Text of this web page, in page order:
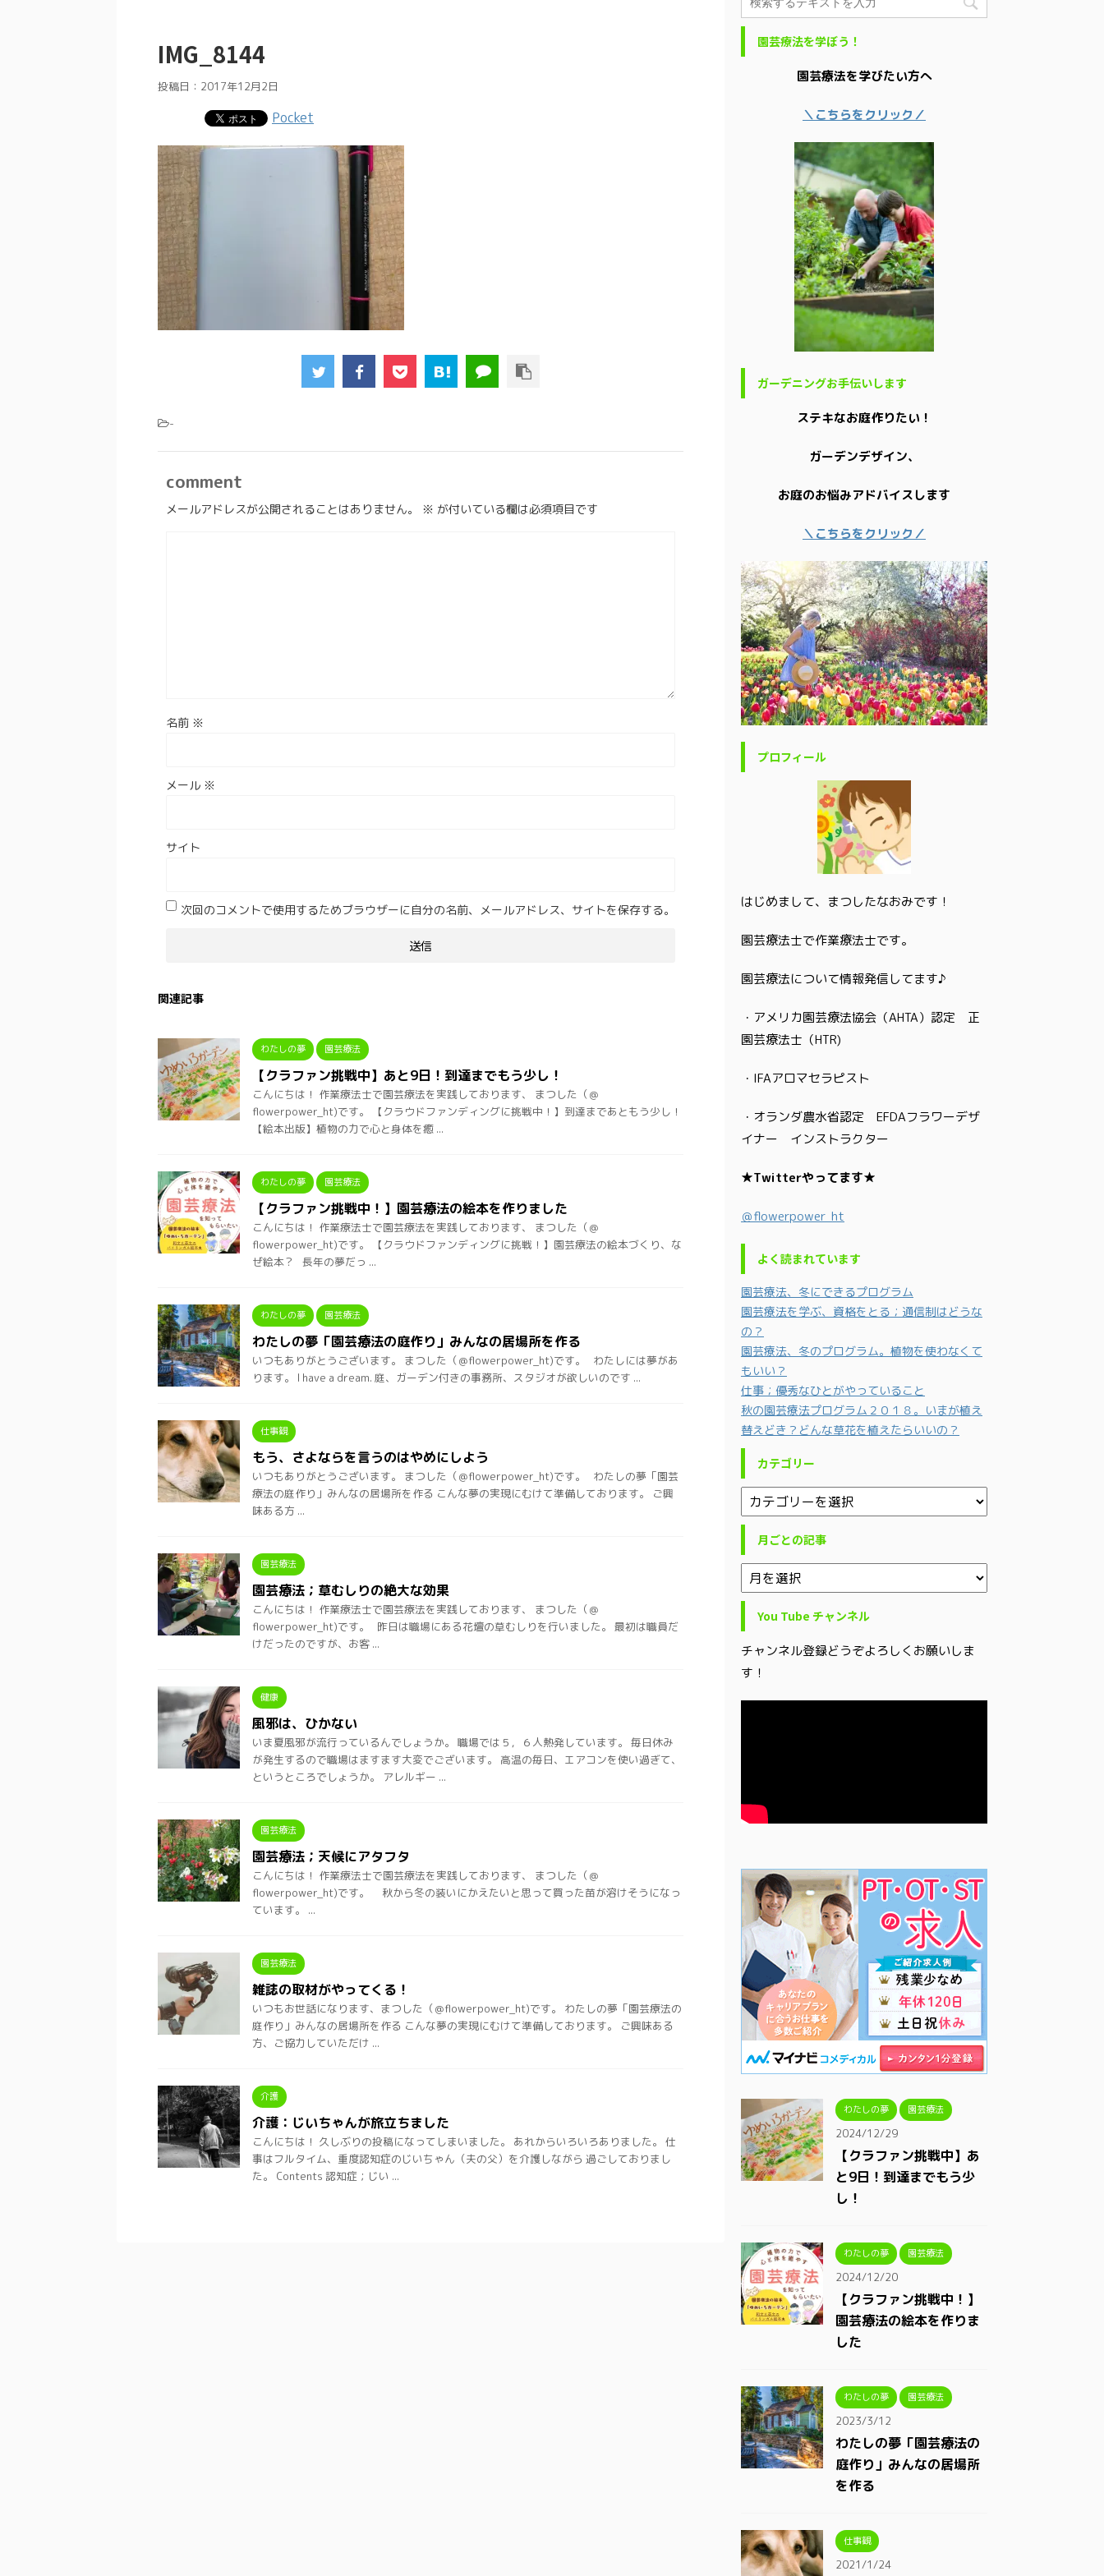
IMG_8144
投稿日： 2017年12月2日
Pocket
-
comment
メールアドレスが公開されることはありません。 ※ が付いている欄は必須項目です
名前 ※
メール ※
サイト
次回のコメントで使用するためブラウザーに自分の名前、メールアドレス、サイトを保存する。
関連記事
わたしの夢 園芸療法
【クラファン挑戦中】あと9日！到達までもう少し！
こんにちは！ 作業療法士で園芸療法を実践しております、 まつした（＠
flowerpower_ht)です。 【クラウドファンディングに挑戦中！】到達まであともう少し！
【絵本出版】植物の力で心と身体を癒 ...
わたしの夢 園芸療法
【クラファン挑戦中！】園芸療法の絵本を作りました
こんにちは！ 作業療法士で園芸療法を実践しております、 まつした（＠
flowerpower_ht)です。 【クラウドファンディングに挑戦！】園芸療法の絵本づくり、な
ぜ絵本？ 長年の夢だっ ...
わたしの夢 園芸療法
わたしの夢「園芸療法の庭作り」みんなの居場所を作る
いつもありがとうございます。 まつした（＠flowerpower_ht)です。 わたしには夢があ
ります。 I have a dream. 庭、ガーデン付きの事務所、スタジオが欲しいのです ...
仕事観
もう、さよならを言うのはやめにしよう
いつもありがとうございます。 まつした（＠flowerpower_ht)です。 わたしの夢「園芸
療法の庭作り」みんなの居場所を作る こんな夢の実現にむけて準備しております。 ご興
味ある方 ...
園芸療法
園芸療法；草むしりの絶大な効果
こんにちは！ 作業療法士で園芸療法を実践しております、 まつした（＠
flowerpower_ht)です。 昨日は職場にある花壇の草むしりを行いました。 最初は職員だ
けだったのですが、お客 ...
健康
風邪は、ひかない
いま夏風邪が流行っているんでしょうか。 職場では５，６人熱発しています。 毎日休み
が発生するので職場はますます大変でございます。 高温の毎日、エアコンを使い過ぎて、
というところでしょうか。 アレルギー ...
園芸療法
園芸療法；天候にアタフタ
こんにちは！ 作業療法士で園芸療法を実践しております、 まつした（＠
flowerpower_ht)です。 秋から冬の装いにかえたいと思って買った苗が溶けそうになっ
ています。 ...
園芸療法
雑誌の取材がやってくる！
いつもお世話になります、まつした（＠flowerpower_ht)です。 わたしの夢「園芸療法の
庭作り」みんなの居場所を作る こんな夢の実現にむけて準備しております。 ご興味ある
方、ご協力していただけ ...
介護
介護：じいちゃんが旅立ちました
こんにちは！ 久しぶりの投稿になってしまいました。 あれからいろいろありました。 仕
事はフルタイム、重度認知症のじいちゃん（夫の父）を介護しながら 過ごしておりまし
た。 Contents 認知症；じい ...
園芸療法を学ぼう！
園芸療法を学びたい方へ
＼こちらをクリック／
ガーデニングお手伝いします
ステキなお庭作りたい！
ガーデンデザイン、
お庭のお悩みアドバイスします
＼こちらをクリック／
プロフィール
はじめまして、まつしたなおみです！
園芸療法士で作業療法士です。
園芸療法について情報発信してます♪
・アメリカ園芸療法協会（AHTA）認定 正
園芸療法士（HTR)
・IFAアロマセラピスト
・オランダ農水省認定 EFDAフラワーデザ
イナー インストラクター
★Twitterやってます★
＠flowerpower_ht
よく読まれています
園芸療法、冬にできるプログラム
園芸療法を学ぶ、資格をとる；通信制はどうな
の？
園芸療法、冬のプログラム。植物を使わなくて
もいい？
仕事；優秀なひとがやっていること
秋の園芸療法プログラム２０１８。いまが植え
替えどき？どんな草花を植えたらいいの？
カテゴリー
月ごとの記事
You Tube チャンネル
チャンネル登録どうぞよろしくお願いしま
す！
わたしの夢 園芸療法
2024/12/29
【クラファン挑戦中】あ
と9日！到達までもう少
し！
わたしの夢 園芸療法
2024/12/20
【クラファン挑戦中！】
園芸療法の絵本を作りま
した
わたしの夢 園芸療法
2023/3/12
わたしの夢「園芸療法の
庭作り」みんなの居場所
を作る
仕事観
2021/1/24